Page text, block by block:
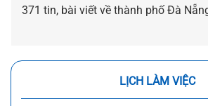
371 tin, bài viết về thành phố Đà
LỊCH LÀM VIỆC